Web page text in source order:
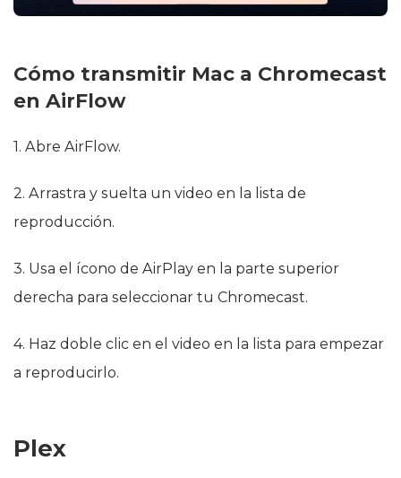
Cómo transmitir Mac a Chromecast
en AirFlow
1. Abre AirFlow.
2. Arrastra y suelta un video en la lista de
reproducción.
3. Usa el ícono de AirPlay en la parte superior
derecha para seleccionar tu Chromecast.
4. Haz doble clic en el video en la lista para empezar
a reproducirlo.
Plex